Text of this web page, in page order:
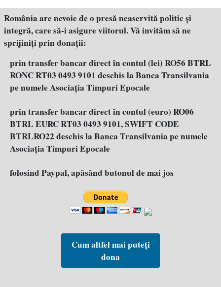
România are nevoie de o presă neaservită politic şi
integră, care să-i asigure viitorul. Vă invităm să ne
sprijiniţi prin donaţii:
prin transfer bancar direct în contul (lei) RO56 BTRL
RONC RT03 0493 9101 deschis la Banca Transilvania
pe numele Asociația Timpuri Epocale
prin transfer bancar direct în contul (euro) RO06
BTRL EURC RT03 0493 9101, SWIFT CODE
BTRLRO22 deschis la Banca Transilvania pe numele
Asociația Timpuri Epocale
folosind Paypal, apăsând butonul de mai jos
Cum altfel mai puteți
dona